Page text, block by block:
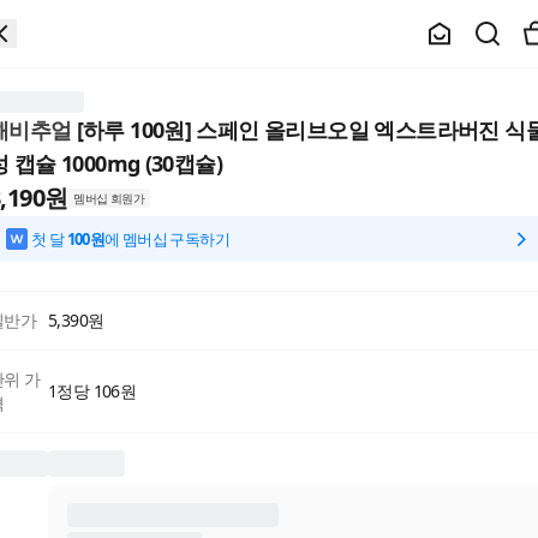
비추얼 [하루 100원] 스페인 올리브오일 엑스트라버진 식
캡슐 1000mg (30캡슐)
원 멤버십 회원가
첫 달100원에 멤버십 구독하기
반가 5,390원
위 가
1정당 106원